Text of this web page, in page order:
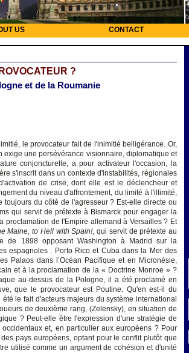
US CONTACT
?
et de la Roumanie
le provocateur fait de l'inimitié belligérance. Or,
une persévérance visionnaire, diplomatique et
conjoncturelle, a pour activateur l'occasion, la
s'inscrit dans un contexte d'instabilités, régionales
de crise, dont elle est le déclencheur et
du niveau d'affrontement, du limité à l'illimité,
du côté de l'agresseur ? Est-elle directe ou
qui servit de prétexte à Bismarck pour engager la
proclamation de l'Empire allemand à Versailles ? Et
Maine, to Hell with Spain!, qui servit de prétexte au
de 1898 opposant Washington à Madrid sur la
espagnoles : Porto Rico et Cuba dans la Mer des
Palaos dans l’Océan Pacifique et en Micronésie,
et à la proclamation de la « Doctrine Monroe » ?
au-dessus de la Pologne, il a été proclamé en
que le provocateur est Poutine. Qu'en est-il du
le fait d'acteurs majeurs du système international
de deuxième rang, (Zelensky), en situation de
? Peut-elle être l'expression d'une stratégie de
et, en particulier aux européens ? Pour
pays européens, optant pour le conflit plutôt que
utilisé comme un argument de cohésion et d'unité